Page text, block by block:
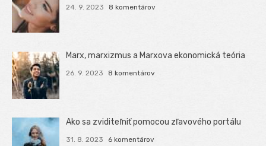
24. 9. 2023 8 komentárov
Marx, marxizmus a Marxova ekonomická teória
26. 9. 2023 8 komentárov
Ako sa zviditeľniť pomocou zľavového portálu
31. 8. 2023 6 komentárov